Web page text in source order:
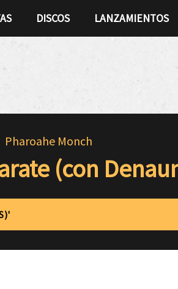
DISCOS LANZAMIENTOS
Pharoahe Monch
(con